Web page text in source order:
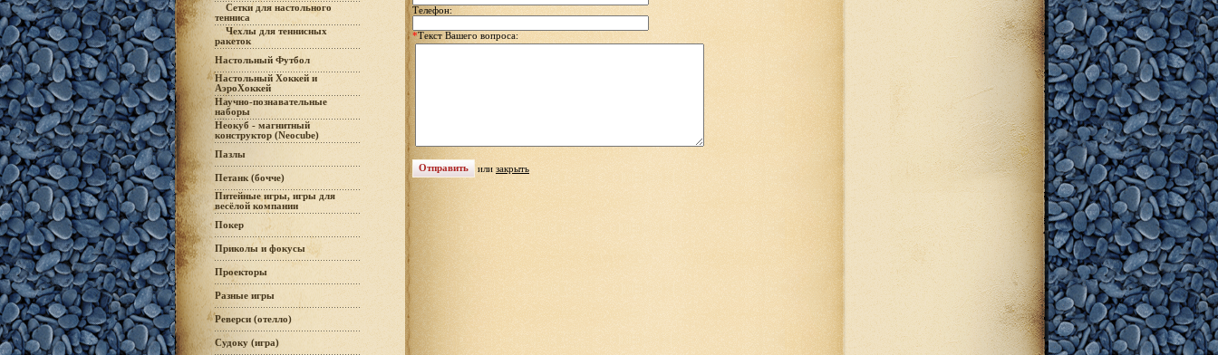
Сетки для настольного
тенниса
Чехлы для теннисных
ракеток
Настольный Футбол
Настольный Хоккей и
АэроХоккей
Научно-познавательные
наборы
Неокуб - магнитный
конструктор (Neocube)
Пазлы
Петанк (бочче)
Питейные игры, игры для
весёлой компании
Покер
Приколы и фокусы
Проекторы
Разные игры
Реверси (отелло)
Судоку (игра)
Телефон:
*Текст Вашего вопроса:
или закрыть